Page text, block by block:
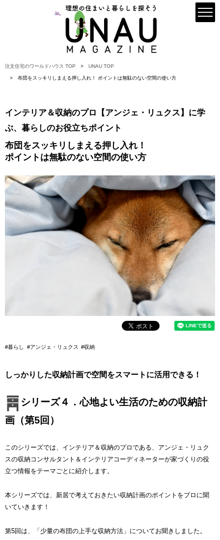
注文住宅のワールドハウス TOP UNAU TOP
布団をスッキリしまえる押し入れ！ ポイントは無駄のない空間の使い方
インテリア＆収納のプロ【アンジェ・リュクス】に学
ぶ、暮らしのお役立ちポイント
布団をスッキリしまえる押し入れ！
ポイントは無駄のない空間の使い方
#暮らし #アンジェ・リュクス #収納
しっかりした収納計画で空間をスマートに活用できる！
シリーズ４．心地よい生活のための収納計
画（第5回）
このシリーズでは、インテリア＆収納のプロである、アンジェ・リュク
スの収納コンサルタント＆インテリアコーディネーターが家づくりの役
立つ情報をテーマごとに紹介します。
本シリーズでは、新居で考えておきたい収納計画のポイントをプロに聞
いていきます！
第5回は、「少量の布団の上手な収納方法」についてお聞きしました。